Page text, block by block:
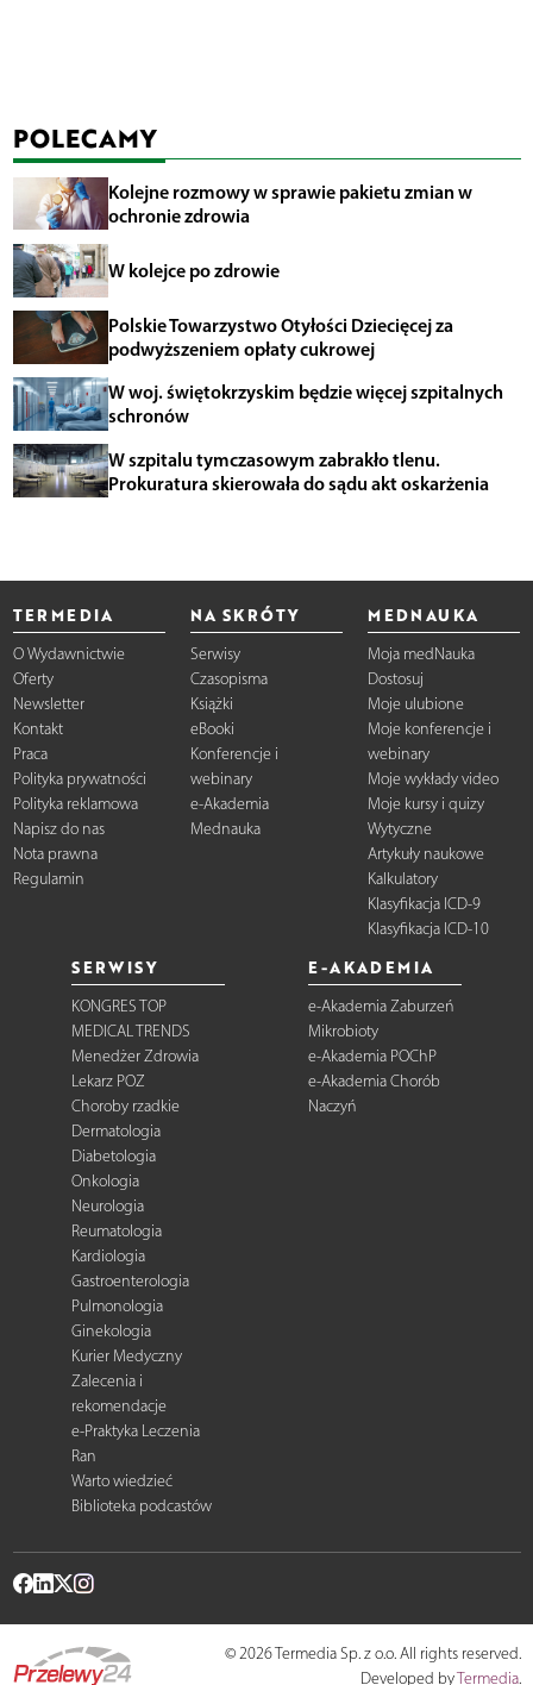
POLECAMY
Kolejne rozmowy w sprawie pakietu zmian w
ochronie zdrowia
W kolejce po zdrowie
Polskie Towarzystwo Otyłości Dziecięcej za
podwyższeniem opłaty cukrowej
W woj. świętokrzyskim będzie więcej szpitalnych
schronów
W szpitalu tymczasowym zabrakło tlenu.
Prokuratura skierowała do sądu akt oskarżenia
TERMEDIA
O Wydawnictwie
Oferty
Newsletter
Kontakt
Praca
Polityka prywatności
Polityka reklamowa
Napisz do nas
Nota prawna
Regulamin
NA SKRÓTY
Serwisy
Czasopisma
Książki
eBooki
Konferencje i
webinary
e-Akademia
Mednauka
MEDNAUKA
Moja medNauka
Dostosuj
Moje ulubione
Moje konferencje i
webinary
Moje wykłady video
Moje kursy i quizy
Wytyczne
Artykuły naukowe
Kalkulatory
Klasyfikacja ICD-9
Klasyfikacja ICD-10
SERWISY
KONGRES TOP
MEDICAL TRENDS
Menedżer Zdrowia
Lekarz POZ
Choroby rzadkie
Dermatologia
Diabetologia
Onkologia
Neurologia
Reumatologia
Kardiologia
Gastroenterologia
Pulmonologia
Ginekologia
Kurier Medyczny
Zalecenia i
rekomendacje
e-Praktyka Leczenia
Ran
Warto wiedzieć
Biblioteka podcastów
E-AKADEMIA
e-Akademia Zaburzeń
Mikrobioty
e-Akademia POChP
e-Akademia Chorób
Naczyń
© 2026 Termedia Sp. z o.o. All rights reserved.
Developed byTermedia.